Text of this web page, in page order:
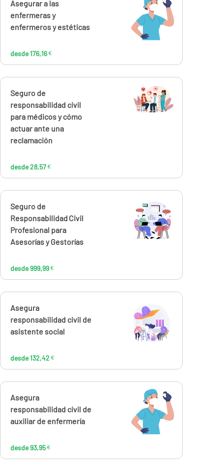
Calcúlalo ahora
Asegurar a las
enfermeras y
enfermeros y estéticas
desde 176,16 €
176,16
Calcúlalo ahora
Seguro de
responsabilidad civil
para médicos y cómo
actuar ante una
reclamación
desde 28,57 €
28,57€
Calcúlalo ahora
Seguro de
Responsabilidad Civil
Profesional para
Asesorías y Gestorías
desde 999,99 €
999,99€
Calcúlalo ahora
Asegura
responsabilidad civil de
asistente social
desde 132,42 €
132,42€
Calcúlalo ahora
Asegura
responsabilidad civil de
auxiliar de enfermería
desde 93,95 €
93,95